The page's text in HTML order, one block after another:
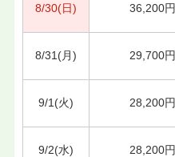
8/30(日) 36,200円
8/31(月) 29,700円
9/1(火) 28,200円
9/2(水) 28,200円